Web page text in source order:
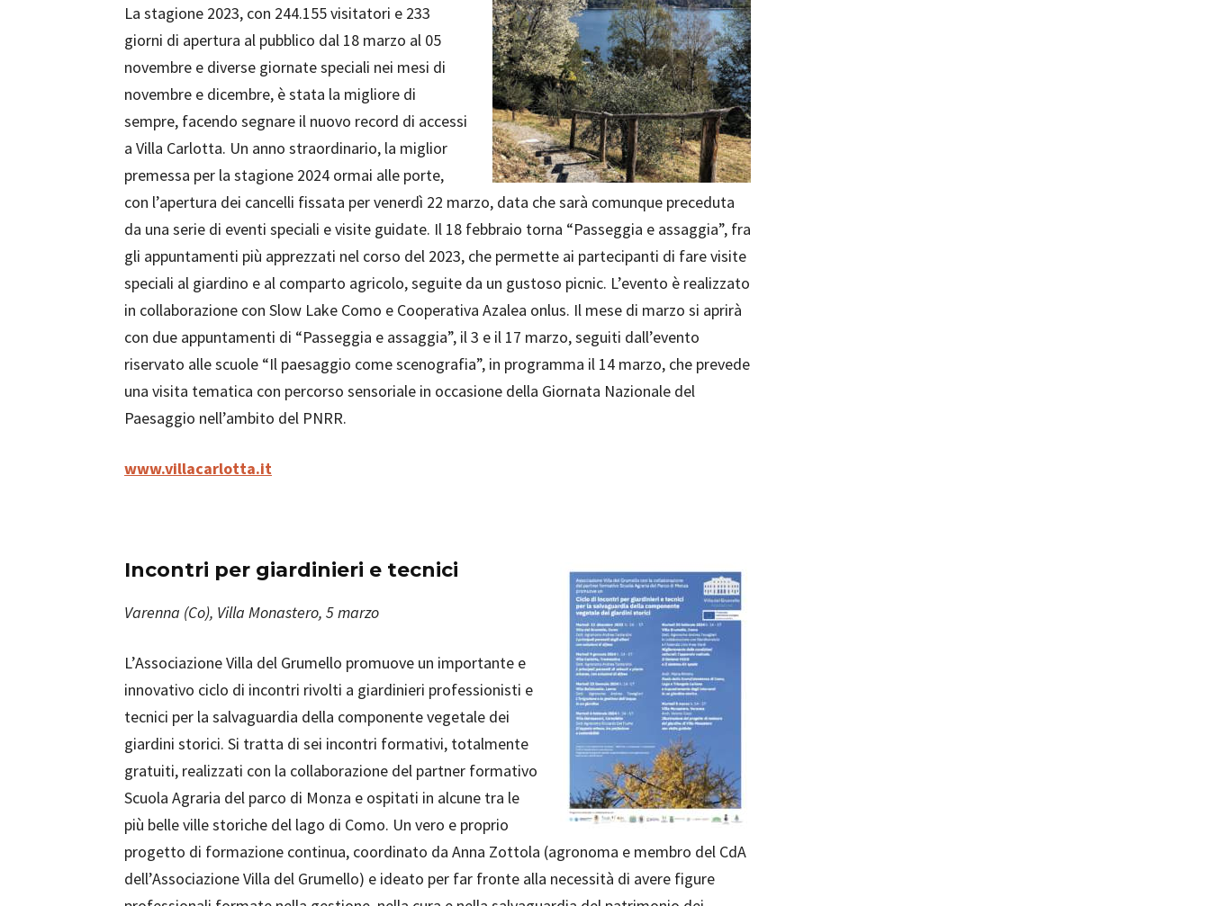
La stagione 2023, con 244.155 visitatori e 233
giorni di apertura al pubblico dal 18 marzo al 05
novembre e diverse giornate speciali nei mesi di
novembre e dicembre, è stata la migliore di
sempre, facendo segnare il nuovo record di accessi
a Villa Carlotta. Un anno straordinario, la miglior
premessa per la stagione 2024 ormai alle porte,
con l’apertura dei cancelli fissata per venerdì 22 marzo, data che sarà comunque preceduta
da una serie di eventi speciali e visite guidate. Il 18 febbraio torna “Passeggia e assaggia”, fra
gli appuntamenti più apprezzati nel corso del 2023, che permette ai partecipanti di fare visite
speciali al giardino e al comparto agricolo, seguite da un gustoso picnic. L’evento è realizzato
in collaborazione con Slow Lake Como e Cooperativa Azalea onlus. Il mese di marzo si aprirà
con due appuntamenti di “Passeggia e assaggia”, il 3 e il 17 marzo, seguiti dall’evento
riservato alle scuole “Il paesaggio come scenografia”, in programma il 14 marzo, che prevede
una visita tematica con percorso sensoriale in occasione della Giornata Nazionale del
Paesaggio nell’ambito del PNRR.
www.villacarlotta.it
Incontri per giardinieri e tecnici
Varenna (Co), Villa Monastero, 5 marzo
L’Associazione Villa del Grumello promuove un importante e
innovativo ciclo di incontri rivolti a giardinieri professionisti e
tecnici per la salvaguardia della componente vegetale dei
giardini storici. Si tratta di sei incontri formativi, totalmente
gratuiti, realizzati con la collaborazione del partner formativo
Scuola Agraria del parco di Monza e ospitati in alcune tra le
più belle ville storiche del lago di Como. Un vero e proprio
progetto di formazione continua, coordinato da Anna Zottola (agronoma e membro del CdA
dell’Associazione Villa del Grumello) e ideato per far fronte alla necessità di avere figure